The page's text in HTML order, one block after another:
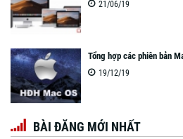
21/06/19
Tổng hợp các phiên bản
19/12/19
BÀI ĐĂNG MỚI NHẤT